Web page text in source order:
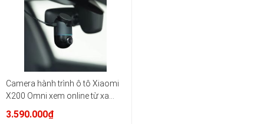
Camera hành trình ô tô Xiaomi
X200 Omni xem online từ xa
3.590.000₫